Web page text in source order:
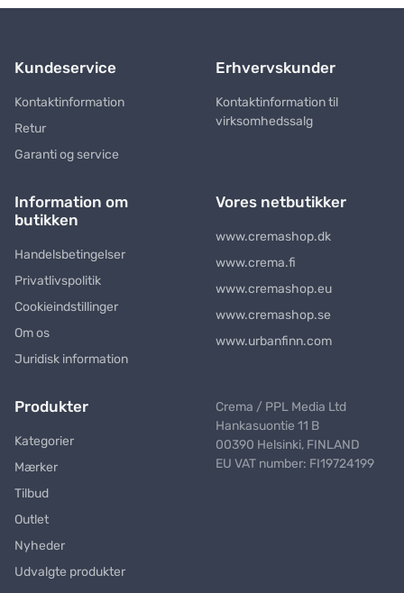
Kundeservice
Kontaktinformation
Retur
Garanti og service
Erhvervskunder
Kontaktinformation til
virksomhedssalg
Information om
butikken
Handelsbetingelser
Privatlivspolitik
Cookieindstillinger
Om os
Juridisk information
Vores netbutikker
www.cremashop.dk
www.crema.fi
www.cremashop.eu
www.cremashop.se
www.urbanfinn.com
Produkter
Kategorier
Mærker
Tilbud
Outlet
Nyheder
Udvalgte produkter
Crema / PPL Media Ltd
Hankasuontie 11 B
00390 Helsinki, FINLAND
EU VAT number: FI19724199